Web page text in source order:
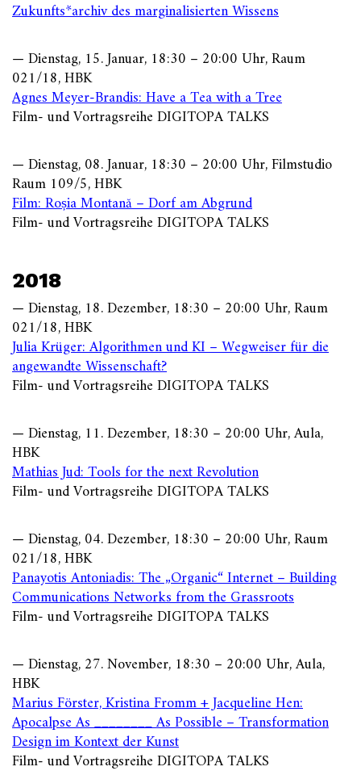
Zukunfts*archiv des marginalisierten Wissens
— Dienstag, 15. Januar, 18:30 – 20:00 Uhr, Raum
021/18, HBK
Agnes Meyer-Brandis: Have a Tea with a Tree
Film- und Vortragsreihe DIGITOPA TALKS
— Dienstag, 08. Januar, 18:30 – 20:00 Uhr, Filmstudio
Raum 109/5, HBK
Film: Roșia Montană – Dorf am Abgrund
Film- und Vortragsreihe DIGITOPA TALKS
2018
— Dienstag, 18. Dezember, 18:30 – 20:00 Uhr, Raum
021/18, HBK
Julia Krüger: Algorithmen und KI – Wegweiser für die
angewandte Wissenschaft?
Film- und Vortragsreihe DIGITOPA TALKS
— Dienstag, 11. Dezember, 18:30 – 20:00 Uhr, Aula,
HBK
Mathias Jud: Tools for the next Revolution
Film- und Vortragsreihe DIGITOPA TALKS
— Dienstag, 04. Dezember, 18:30 – 20:00 Uhr, Raum
021/18, HBK
Panayotis Antoniadis: The „Organic“ Internet – Building
Communications Networks from the Grassroots
Film- und Vortragsreihe DIGITOPA TALKS
— Dienstag, 27. November, 18:30 – 20:00 Uhr, Aula,
HBK
Marius Förster, Kristina Fromm + Jacqueline Hen:
Apocalpse As ________ As Possible – Transformation
Design im Kontext der Kunst
Film- und Vortragsreihe DIGITOPA TALKS